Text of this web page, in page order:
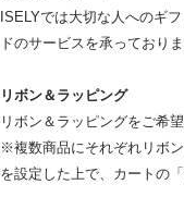
ISELYでは大切な人へのギ
ドのサービスを承っており
リボン＆ラッピング
リボン＆ラッピングをご希
※複数商品にそれぞれリボ
を設定した上で、カートの